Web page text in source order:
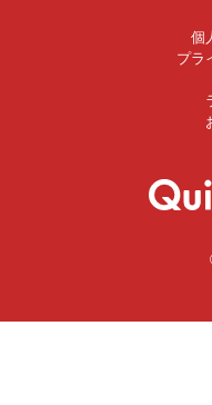
個
プラ